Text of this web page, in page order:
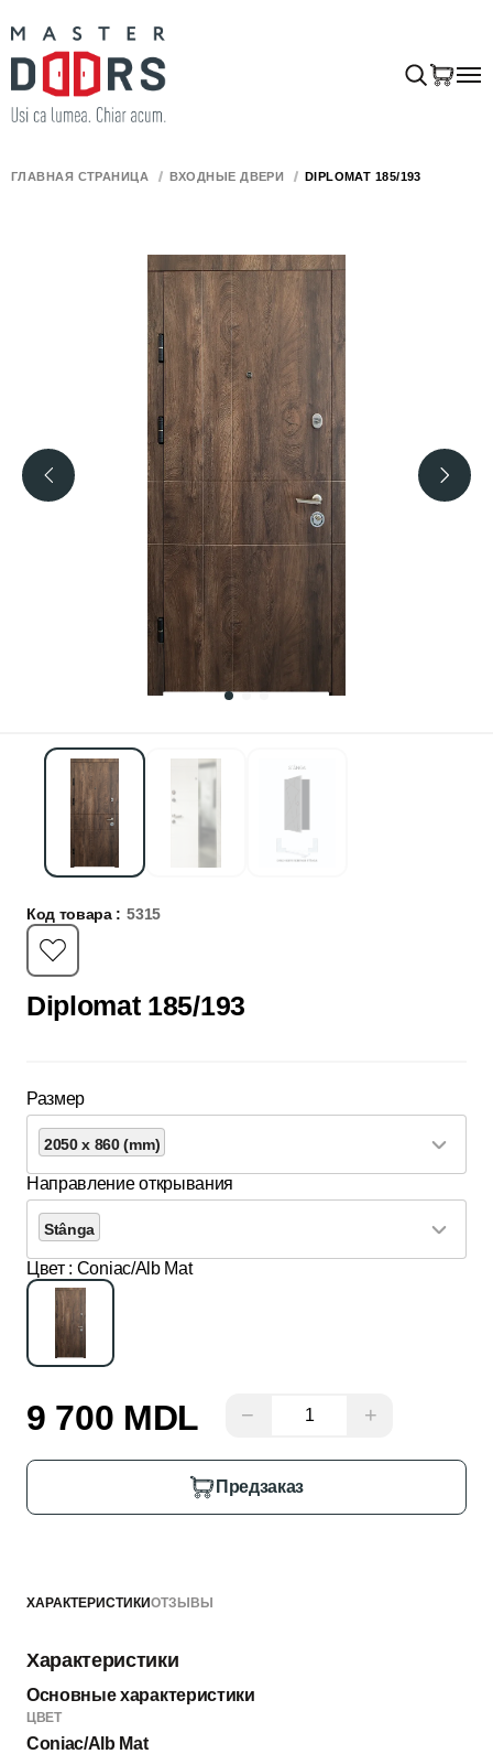
ГЛАВНАЯ СТРАНИЦА ВХОДНЫЕ ДВЕРИ DIPLOMAT 185/193
Код товара : 5315
Diplomat 185/193
Размер
2050 x 860 (mm)
Направление открывания
Stânga
Цвет : Coniac/Alb Mat
9 700 MDL − +
Предзаказ
ХАРАКТЕРИСТИКИОТЗЫВЫ
Характеристики
Основные характеристики
ЦВЕТ
Coniac/Alb Mat